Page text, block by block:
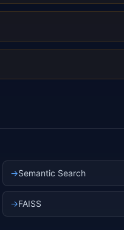
→Semantic Search
→FAISS